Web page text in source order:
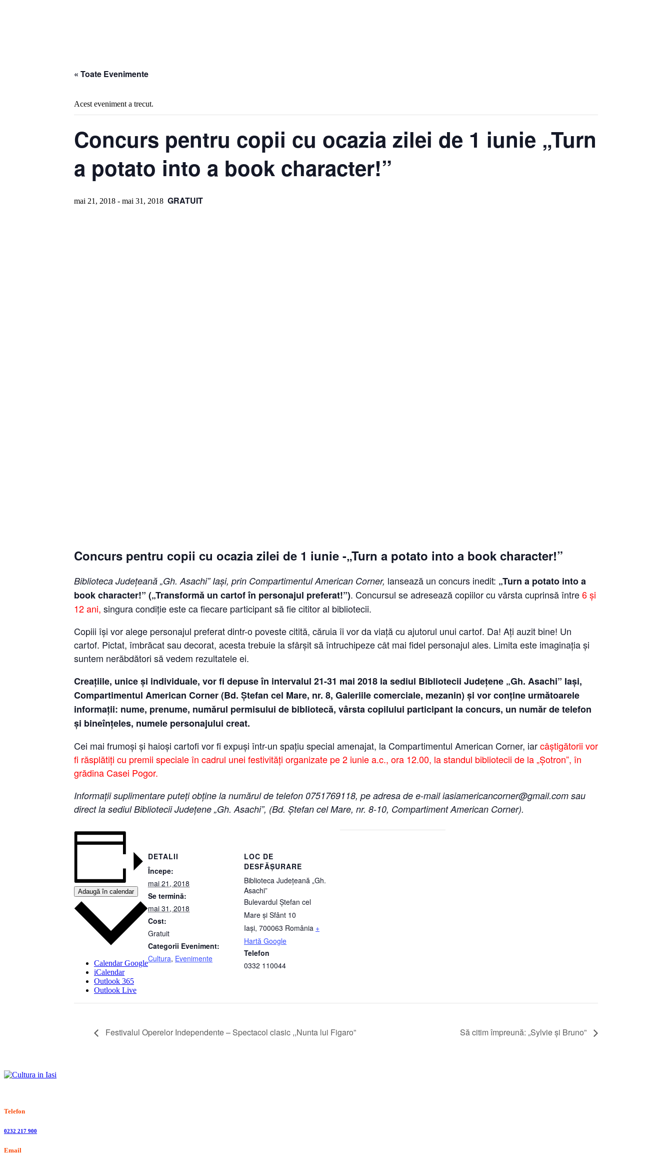
« Toate Evenimente
Acest eveniment a trecut.
Concurs pentru copii cu ocazia zilei de 1 iunie „Turn
a potato into a book character!”
mai 21, 2018 - mai 31, 2018 GRATUIT
Concurs pentru copii cu ocazia zilei de 1 iunie -„Turn a potato into a book character!”
Biblioteca Județeană „Gh. Asachi” Iași, prin Compartimentul American Corner, lansează un concurs inedit: „Turn a potato into a
book character!” („Transformă un cartof în personajul preferat!”). Concursul se adresează copiilor cu vârsta cuprinsă între6 și
12 ani, singura condiție este ca fiecare participant să fie cititor al bibliotecii.
Copiii își vor alege personajul preferat dintr-o poveste citită, căruia îi vor da viață cu ajutorul unui cartof. Da! Ați auzit bine! Un
cartof. Pictat, îmbrăcat sau decorat, acesta trebuie la sfârșit să întruchipeze cât mai fidel personajul ales. Limita este imaginația și
suntem nerăbdători să vedem rezultatele ei.
Creațiile, unice și individuale, vor fi depuse în intervalul 21-31 mai 2018 la sediul Bibliotecii Județene „Gh. Asachi” Iași,
Compartimentul American Corner (Bd. Ștefan cel Mare, nr. 8, Galeriile comerciale, mezanin) și vor conține următoarele
informaţii: nume, prenume, numărul permisului de bibliotecă, vârsta copilului participant la concurs, un număr de telefon
și bineînțeles, numele personajului creat.
Cei mai frumoși și haioși cartofi vor fi expuși într-un spațiu special amenajat, la Compartimentul American Corner, iarcâștigătorii vor
fi răsplătiți cu premii speciale în cadrul unei festivități organizate pe 2 iunie a.c., ora 12.00, la standul bibliotecii de la „Șotron”, în
grădina Casei Pogor.
Informaţii suplimentare puteți obține la numărul de telefon 0751769118, pe adresa de e-mail iasiamericancorner@gmail.com sau
direct la sediul Bibliotecii Judeţene „Gh. Asachi”, (Bd. Ștefan cel Mare, nr. 8-10, Compartiment American Corner).
Adaugă în calendar
Calendar Google
iCalendar
Outlook 365
Outlook Live
DETALII
Începe:
mai 21, 2018
Se termină:
mai 31, 2018
Cost:
Gratuit
Categorii Eveniment:
Cultura, Evenimente
LOC DE
DESFĂȘURARE
Biblioteca Judeţeană „Gh.
Asachi”
Bulevardul Ștefan cel
Mare și Sfânt 10
Iași, 700063 România +
Hartă Google
Telefon
0332 110044
Festivalul Operelor Independente – Spectacol clasic ,,Nunta lui Figaro” Să citim împreună: „Sylvie şi Bruno”
Telefon
0232 217 900
Email